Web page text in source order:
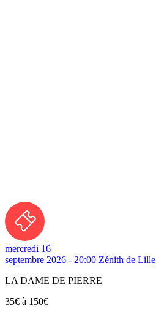
mercredi 16
septembre 2026 - 20:00 Zénith de Lille
LA DAME DE PIERRE
35€ à 150€